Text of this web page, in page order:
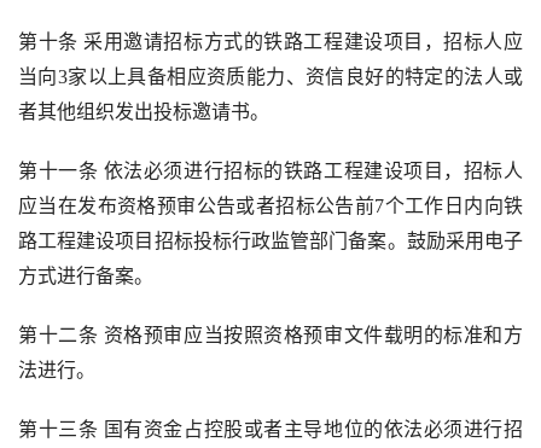
第十条 采用邀请招标方式的铁路工程建设项目，招标人应
当向3家以上具备相应资质能力、资信良好的特定的法人或
者其他组织发出投标邀请书。
第十一条 依法必须进行招标的铁路工程建设项目，招标人
应当在发布资格预审公告或者招标公告前7个工作日内向铁
路工程建设项目招标投标行政监管部门备案。鼓励采用电子
方式进行备案。
第十二条 资格预审应当按照资格预审文件载明的标准和方
法进行。
第十三条 国有资金占控股或者主导地位的依法必须进行招